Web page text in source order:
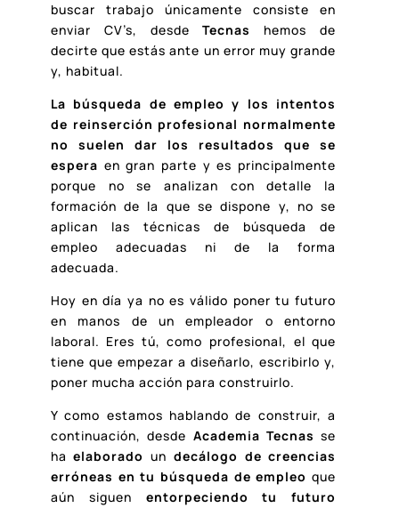
buscar trabajo únicamente consiste en
enviar CV’s, desdeTecnas
hemos de
decirte que estás ante un error muy grande
y, habitual.
La búsqueda de empleo y los intentos
de reinserción profesional normalmente
no suelen dar los resultados que se
espera en gran parte y es principalmente
porque no se analizan con detalle la
formación de la que se dispone y, no se
aplican las técnicas de búsqueda de
empleo adecuadas ni de la forma
adecuada.
Hoy en día ya no es válido poner tu futuro
en manos de un empleador o entorno
laboral. Eres tú, como profesional, el que
tiene que empezar a diseñarlo, escribirlo y,
poner mucha acción para construirlo.
Y como estamos hablando de construir, a
continuación, desde Academia Tecnasse
haelaborado un decálogo de creencias
erróneas en tu búsqueda de empleo que
aún siguen entorpeciendo tu futuro